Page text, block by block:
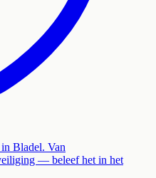
Bladel. Van
— beleef het in het